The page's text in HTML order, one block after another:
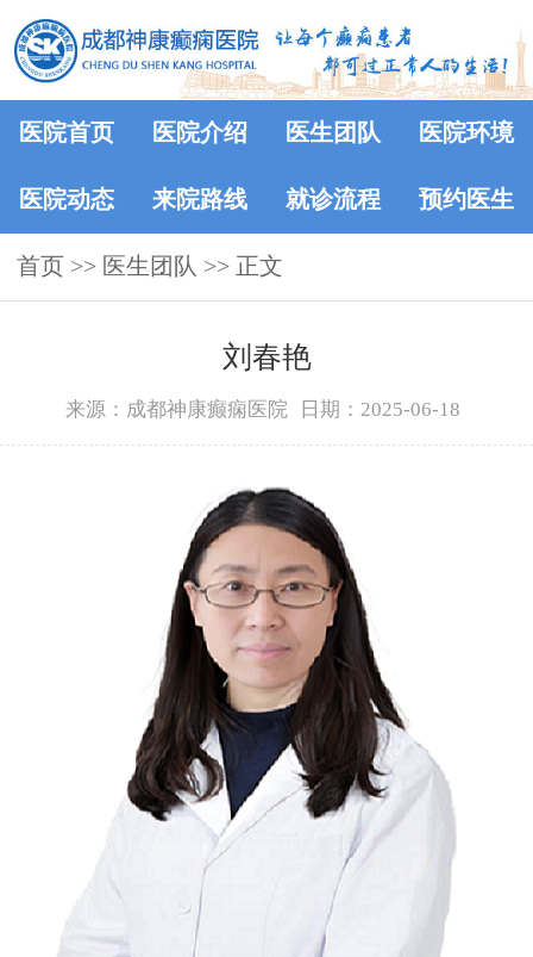
医院首页 医院介绍 医生团队 医院环境
医院动态 来院路线 就诊流程 预约医生
首页 >> 医生团队 >> 正文
刘春艳
来源：成都神康癫痫医院 日期：2025-06-18